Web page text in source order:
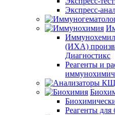
Экспресс-
(ИХА)
Диагностикс
Реагенты и
Реагенты для